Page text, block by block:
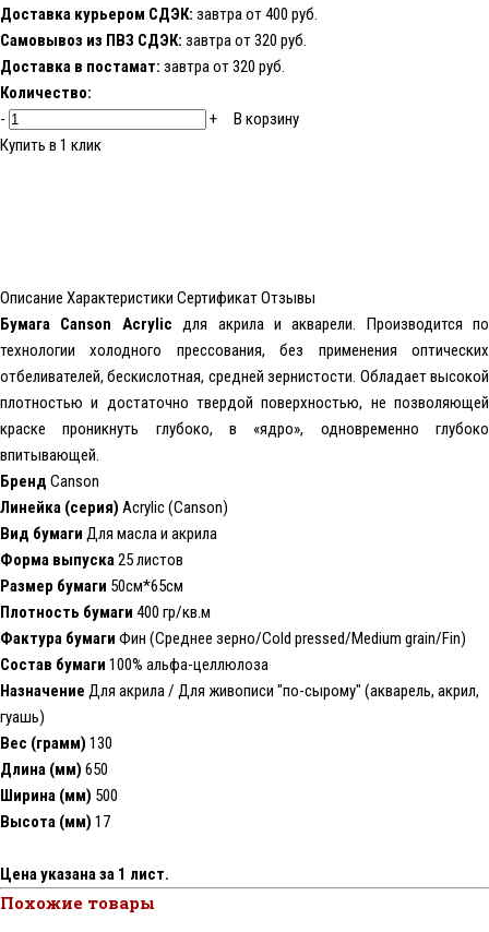
Доставка курьером СДЭК: завтра от 400 руб.
Самовывоз из ПВЗ СДЭК: завтра от 320 руб.
Доставка в постамат: завтра от 320 руб.
Количество:
-
+
В корзину
Купить в 1 клик
Описание Характеристики СертификатОтзывы
Бумага Canson Acrylicдля акрила и акварели. Производится по
технологии холодного прессования, без применения оптических
отбеливателей, бескислотная, средней зернистости. Обладает высокой
плотностью и достаточно твердой поверхностью, не позволяющей
краске проникнуть глубоко, в «ядро», одновременно глубоко
впитывающей.
Бренд Canson
Линейка (серия) Acrylic (Canson)
Вид бумаги Для масла и акрила
Форма выпуска25 листов
Размер бумаги 50см*65см
Плотность бумаги 400 гр/кв.м
Фактура бумаги Фин (Среднее зерно/Cold pressed/Medium grain/Fin)
Состав бумаги 100% альфа-целлюлоза
Назначение Для акрила / Для живописи "по-сырому" (акварель, акрил,
гуашь)
Вес (грамм) 130
Длина (мм) 650
Ширина (мм) 500
Высота (мм) 17
Цена указана за 1 лист.
Похожие товары